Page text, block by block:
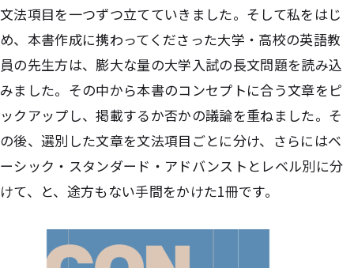
文法項目を一つずつ立てていきました。そして私をはじ
め、本書作成に携わってくださった大学・高校の英語教
員の先生方は、膨大な量の大学入試の長文問題を読み込
みました。その中から本書のコンセプトに合う文章をピ
ックアップし、掲載するか否かの議論を重ねました。そ
の後、選別した文章を文法項目ごとに分け、さらにはベ
ーシック・スタンダード・アドバンストとレベル別に分
けて、と、途方もない手間をかけた1冊です。